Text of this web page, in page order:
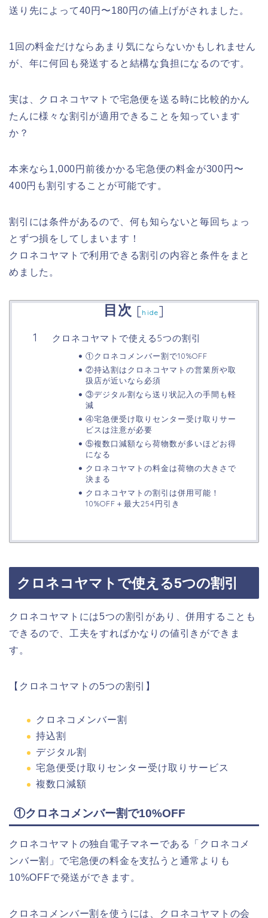
送り先によって40円〜180円の値上げがされました。
1回の料金だけならあまり気にならないかもしれません
が、年に何回も発送すると結構な負担になるのです。
実は、クロネコヤマトで宅急便を送る時に比較的かん
たんに様々な割引が適用できることを知っています
か？
本来なら1,000円前後かかる宅急便の料金が300円〜
400円も割引することが可能です。
割引には条件があるので、何も知らないと毎回ちょっ
とずつ損をしてしまいます！
クロネコヤマトで利用できる割引の内容と条件をまと
めました。
目次 [hide]
クロネコヤマトで使える5つの割引
①クロネコメンバー割で10%OFF
②持込割はクロネコヤマトの営業所や取
扱店が近いなら必須
③デジタル割なら送り状記入の手間も軽
減
④宅急便受け取りセンター受け取りサー
ビスは注意が必要
⑤複数口減額なら荷物数が多いほどお得
になる
クロネコヤマトの料金は荷物の大きさで
決まる
クロネコヤマトの割引は併用可能！
10%OFF＋最大254円引き
クロネコヤマトで使える5つの割引
クロネコヤマトには5つの割引があり、併用することも
できるので、工夫をすればかなりの値引きができま
す。
【クロネコヤマトの5つの割引】
クロネコメンバー割
持込割
デジタル割
宅急便受け取りセンター受け取りサービス
複数口減額
①クロネコメンバー割で10%OFF
クロネコヤマトの独自電子マネーである「クロネコメ
ンバー割」で宅急便の料金を支払うと通常よりも
10%OFFで発送ができます。
クロネコメンバー割を使うには、クロネコヤマトの会